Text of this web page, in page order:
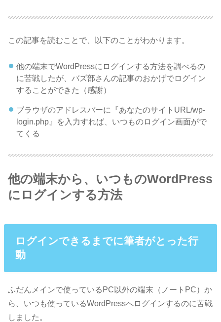
この記事を読むことで、以下のことがわかります。
他の端末でWordPressにログインする方法を調べるの
に苦戦したが、バズ部さんの記事のおかげでログイン
することができた（感謝）
ブラウザのアドレスバーに『あなたのサイトURL/wp-
login.php』を入力すれば、いつものログイン画面がで
てくる
他の端末から、いつものWordPress
にログインする方法
ログインできるまでに筆者がとった行
動
ふだんメインで使っているPC以外の端末（ノートPC）か
ら、いつも使っているWordPressへログインするのに苦戦
しました。